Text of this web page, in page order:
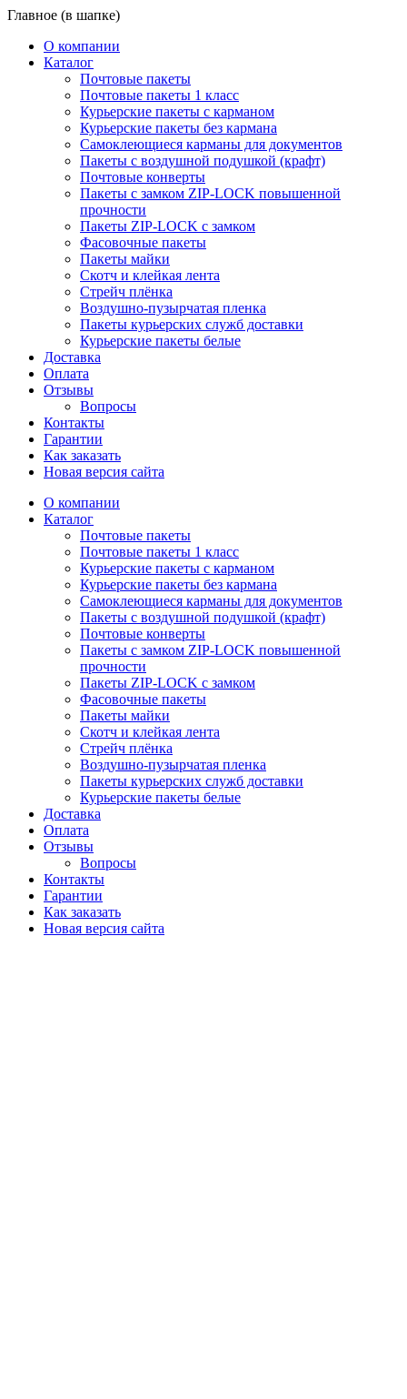
Главное (в шапке)
О компании
Каталог
Почтовые пакеты
Почтовые пакеты 1 класс
Курьерские пакеты с карманом
Курьерские пакеты без кармана
Самоклеющиеся карманы для документов
Пакеты с воздушной подушкой (крафт)
Почтовые конверты
Пакеты с замком ZIP-LOCK повышенной
прочности
Пакеты ZIP-LOCK с замком
Фасовочные пакеты
Пакеты майки
Скотч и клейкая лента
Стрейч плёнка
Воздушно-пузырчатая пленка
Пакеты курьерских служб доставки
Курьерские пакеты белые
Доставка
Оплата
Отзывы
Вопросы
Контакты
Гарантии
Как заказать
Новая версия сайта
О компании
Каталог
Почтовые пакеты
Почтовые пакеты 1 класс
Курьерские пакеты с карманом
Курьерские пакеты без кармана
Самоклеющиеся карманы для документов
Пакеты с воздушной подушкой (крафт)
Почтовые конверты
Пакеты с замком ZIP-LOCK повышенной
прочности
Пакеты ZIP-LOCK с замком
Фасовочные пакеты
Пакеты майки
Скотч и клейкая лента
Стрейч плёнка
Воздушно-пузырчатая пленка
Пакеты курьерских служб доставки
Курьерские пакеты белые
Доставка
Оплата
Отзывы
Вопросы
Контакты
Гарантии
Как заказать
Новая версия сайта